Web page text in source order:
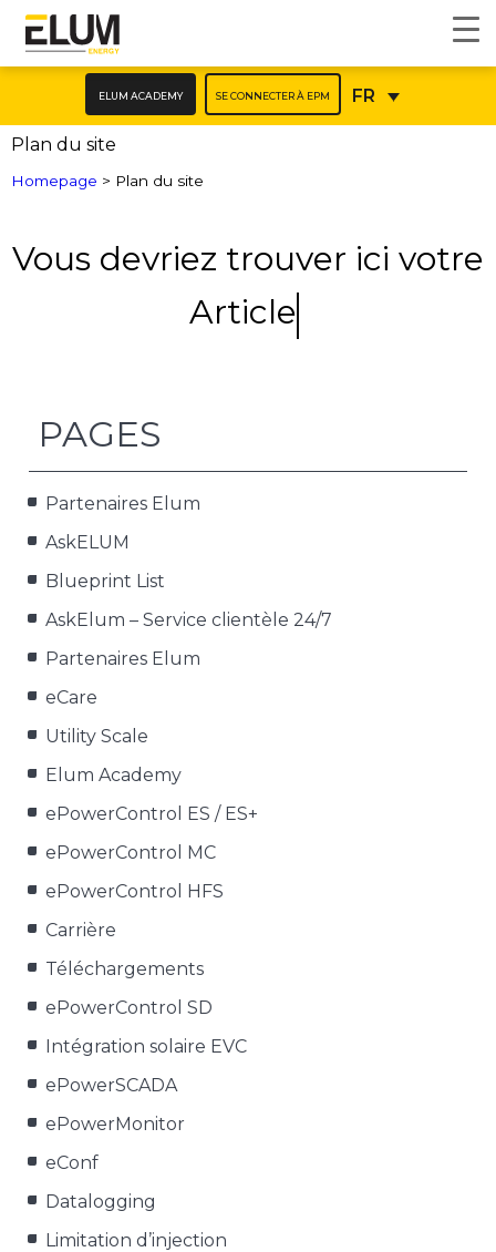
ELUM ACADEMY SE CONNECTER À EPM FR
Plan du site
Homepage > Plan du site
Vous devriez trouver ici votre
Article
PAGES
Partenaires Elum
AskELUM
Blueprint List
AskElum – Service clientèle 24/7
Partenaires Elum
eCare
Utility Scale
Elum Academy
ePowerControl ES / ES+
ePowerControl MC
ePowerControl HFS
Carrière
Téléchargements
ePowerControl SD
Intégration solaire EVC
ePowerSCADA
ePowerMonitor
eConf
Datalogging
Limitation d’injection